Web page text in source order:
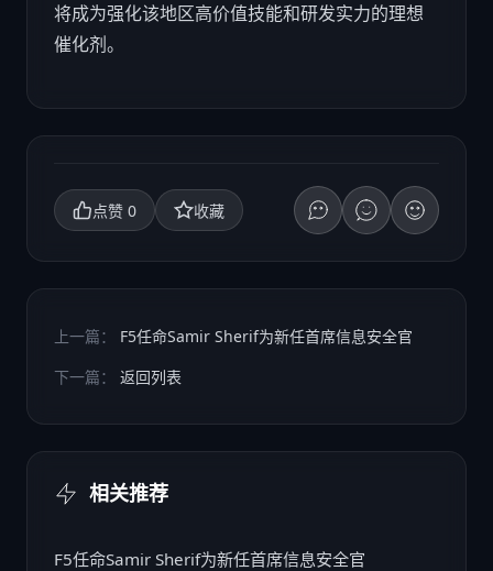
将成为强化该地区高价值技能和研发实力的理想
催化剂。
点赞 0 收藏
上一篇：
F5任命Samir Sherif为新任首席信息安全官
下一篇：
返回列表
相关推荐
F5任命Samir Sherif为新任首席信息安全官